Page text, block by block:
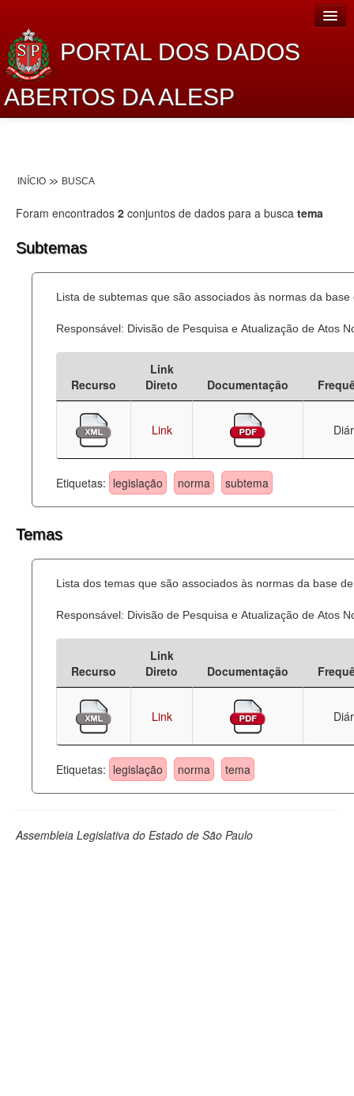
PORTAL DOS DADOS
ABERTOS DA ALESP
Lei de Acesso à Informação
Dados Governamentais Abertos
Processo Legislativo
Deputados Estaduais
Administração
Legislação
Perguntas frequentes
Contato
INÍCIO BUSCA
Foram encontrados 2 conjuntos de dados para a busca tema
Subtemas
Lista de subtemas que são associados às normas da
Responsável: Divisão de Pesquisa e Atualização de Atos
Recurso
Link
Direto
Documentação
Link
Etiquetas: legislação norma subtema
Temas
Lista dos temas que são associados às normas da base
Responsável: Divisão de Pesquisa e Atualização de Atos
Recurso
Link
Direto
Documentação
Link
Etiquetas: legislação norma tema
Assembleia Legislativa do Estado de São Paulo